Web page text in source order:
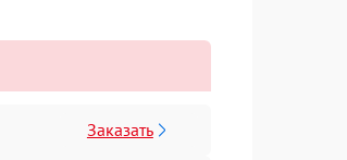
Заказать